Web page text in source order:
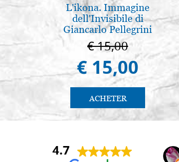
L'ikona. Immagine
dell'Invisibile di
Giancarlo Pellegrini
€ 15,00
€ 15,00
ACHETER
4.7
Daniel Vandewalle